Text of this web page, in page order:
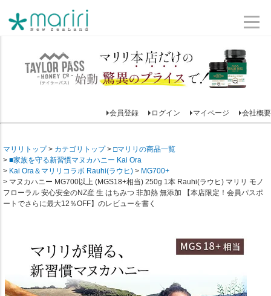
会員登録 ログイン マイページ 会社概要
マリリトップ カテゴリトップ
□マリリの商品一覧
■家族を守る新習慣マヌカハニー Kai Ora
Kai Ora＆マリリコラボ Rauhi(ラウヒ)
MG700+
マヌカハニー MG700以上 (MGS18+相当) 250g 1本 Rauhi(ラウヒ) マリリ モノ
フローラル 安心安全のNZ産 生 はちみつ 非加熱 無添加 【本店限定！会員パスポ
ートでさらに最大12％OFF】のレビューを書く